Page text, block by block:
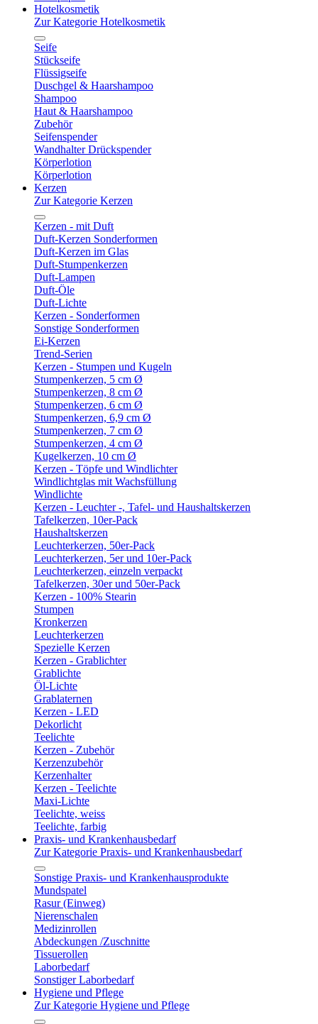
Hotelkosmetik
Zur Kategorie Hotelkosmetik
Seife
Stückseife
Flüssigseife
Duschgel & Haarshampoo
Shampoo
Haut & Haarshampoo
Zubehör
Seifenspender
Wandhalter Drückspender
Körperlotion
Körperlotion
Kerzen
Zur Kategorie Kerzen
Kerzen - mit Duft
Duft-Kerzen Sonderformen
Duft-Kerzen im Glas
Duft-Stumpenkerzen
Duft-Lampen
Duft-Öle
Duft-Lichte
Kerzen - Sonderformen
Sonstige Sonderformen
Ei-Kerzen
Trend-Serien
Kerzen - Stumpen und Kugeln
Stumpenkerzen, 5 cm Ø
Stumpenkerzen, 8 cm Ø
Stumpenkerzen, 6 cm Ø
Stumpenkerzen, 6,9 cm Ø
Stumpenkerzen, 7 cm Ø
Stumpenkerzen, 4 cm Ø
Kugelkerzen, 10 cm Ø
Kerzen - Töpfe und Windlichter
Windlichtglas mit Wachsfüllung
Windlichte
Kerzen - Leuchter -, Tafel- und Haushaltskerzen
Tafelkerzen, 10er-Pack
Haushaltskerzen
Leuchterkerzen, 50er-Pack
Leuchterkerzen, 5er und 10er-Pack
Leuchterkerzen, einzeln verpackt
Tafelkerzen, 30er und 50er-Pack
Kerzen - 100% Stearin
Stumpen
Kronkerzen
Leuchterkerzen
Spezielle Kerzen
Kerzen - Grablichter
Grablichte
Öl-Lichte
Grablaternen
Kerzen - LED
Dekorlicht
Teelichte
Kerzen - Zubehör
Kerzenzubehör
Kerzenhalter
Kerzen - Teelichte
Maxi-Lichte
Teelichte, weiss
Teelichte, farbig
Praxis- und Krankenhausbedarf
Zur Kategorie Praxis- und Krankenhausbedarf
Sonstige Praxis- und Krankenhausprodukte
Mundspatel
Rasur (Einweg)
Nierenschalen
Medizinrollen
Abdeckungen /Zuschnitte
Tissuerollen
Laborbedarf
Sonstiger Laborbedarf
Hygiene und Pflege
Zur Kategorie Hygiene und Pflege